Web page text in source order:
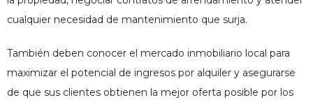
cualquier necesidad de mantenimiento que surja.
También deben conocer el mercado inmobiliario local para
maximizar el potencial de ingresos por alquiler y asegurarse
de que sus clientes obtienen la mejor oferta posible por los